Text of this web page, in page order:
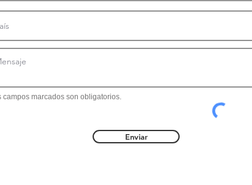
campos marcados son obligatorios.
Enviar